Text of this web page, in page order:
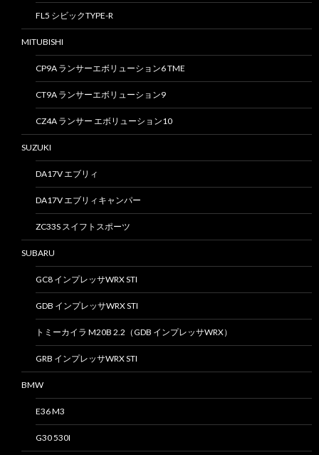
FL5 シビックTYPE-R
MITUBISHI
CP9A ランサーエボリューション6 TME
CT9A ランサーエボリューション9
CZ4A ランサー エボリューション10
SUZUKI
DA17V エブリィ
DA17V エブリィキャンパー
ZC33S スイフトスポーツ
SUBARU
GC8 インプレッサWRX STI
GDB インプレッサWRX STI
トミーカイラ M20B 2.2（GDB インプレッサWRX）
GRB インプレッサWRX STI
BMW
E36 M3
G30 530I